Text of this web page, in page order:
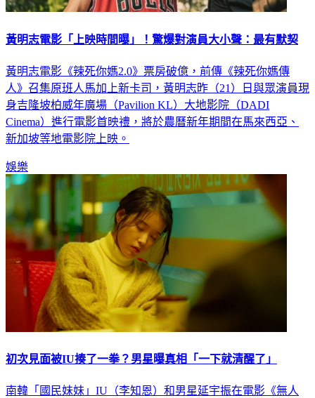
黃明志電影「上映時間曝」！驚爆對演員大小聲：最有默契
黃明志電影《辣死你媽2.0》票房破億，前傳《辣死你媽傳
人》召集原班人馬加上新卡司，黃明志昨（21）日與眾演員現
身吉隆坡柏威年廣場（Pavilion KL）大地影院（DADI
Cinema）進行電影首映禮，將於農曆新年期間在馬來西亞、
新加坡等地電影院上映。
娛樂
初次見面被IU揍了一拳？男星曝真相「一下就清醒了」
南韓「國民妹妹」IU（李知恩）和男星延宇振在電影《無人